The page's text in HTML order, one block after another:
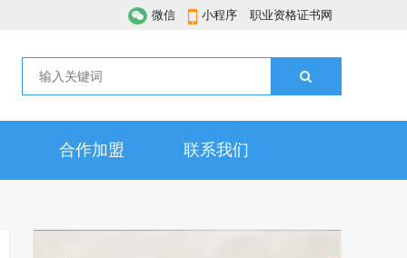
微信 小程序 职业资格证书网
合作加盟 联系我们